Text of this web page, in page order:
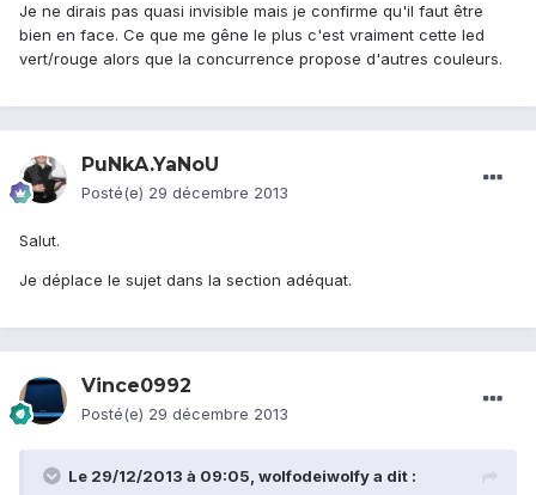
Je ne dirais pas quasi invisible mais je confirme qu'il faut être
bien en face. Ce que me gêne le plus c'est vraiment cette led
vert/rouge alors que la concurrence propose d'autres couleurs.
PuNkA.YaNoU
Posté(e) 29 décembre 2013
Salut.
Je déplace le sujet dans la section adéquat.
Vince0992
Posté(e) 29 décembre 2013
Le 29/12/2013 à 09:05, wolfodeiwolfy a dit :